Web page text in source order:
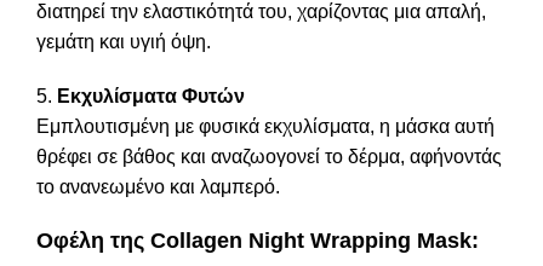
διατηρεί την ελαστικότητά του, χαρίζοντας μια απαλή,
γεμάτη και υγιή όψη.
5. Εκχυλίσματα Φυτών
Εμπλουτισμένη με φυσικά εκχυλίσματα, η μάσκα αυτή
θρέφει σε βάθος και αναζωογονεί το δέρμα, αφήνοντάς
το ανανεωμένο και λαμπερό.
Οφέλη της Collagen Night Wrapping Mask: